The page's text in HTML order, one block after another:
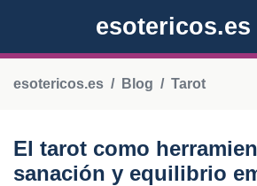
esotericos.es
esotericos.es Blog Tarot
El tarot como
sanación y equilibrio